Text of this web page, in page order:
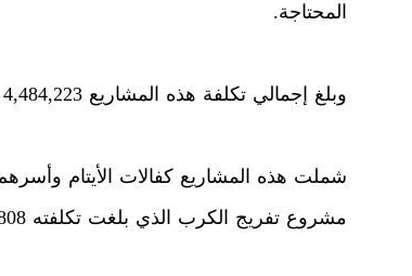
المحتاجة.
وبلغ إجمالي تكلفة هذه المشاريع 4,484,223 ريالاً.
مشروع تفريج الكرب الذي بلغت تكلفته 238,808 ريالات.